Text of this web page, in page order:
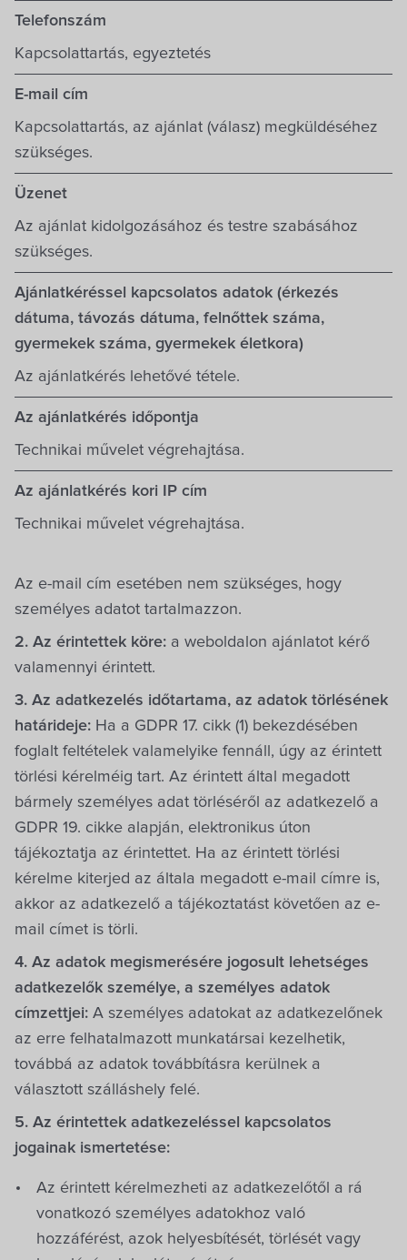
Telefonszám
Kapcsolattartás, egyeztetés
E-mail cím
Kapcsolattartás, az ajánlat (válasz) megküldéséhez
szükséges.
Üzenet
Az ajánlat kidolgozásához és testre szabásához
szükséges.
Ajánlatkéréssel kapcsolatos adatok (érkezés
dátuma, távozás dátuma, felnőttek száma,
gyermekek száma, gyermekek életkora)
Az ajánlatkérés lehetővé tétele.
Az ajánlatkérés időpontja
Technikai művelet végrehajtása.
Az ajánlatkérés kori IP cím
Technikai művelet végrehajtása.
Az e-mail cím esetében nem szükséges, hogy
személyes adatot tartalmazzon.
2. Az érintettek köre: a weboldalon ajánlatot kérő
valamennyi érintett.
3. Az adatkezelés időtartama, az adatok törlésének
határideje: Ha a GDPR 17. cikk (1) bekezdésében
foglalt feltételek valamelyike fennáll, úgy az érintett
törlési kérelméig tart. Az érintett által megadott
bármely személyes adat törléséről az adatkezelő a
GDPR 19. cikke alapján, elektronikus úton
tájékoztatja az érintettet. Ha az érintett törlési
kérelme kiterjed az általa megadott e-mail címre is,
akkor az adatkezelő a tájékoztatást követően az e-
mail címet is törli.
4. Az adatok megismerésére jogosult lehetséges
adatkezelők személye, a személyes adatok
címzettjei: A személyes adatokat az adatkezelőnek
az erre felhatalmazott munkatársai kezelhetik,
továbbá az adatok továbbításra kerülnek a
választott szálláshely felé.
5. Az érintettek adatkezeléssel kapcsolatos
jogainak ismertetése:
Az érintett kérelmezheti az adatkezelőtől a rá
vonatkozó személyes adatokhoz való
hozzáférést, azok helyesbítését, törlését vagy